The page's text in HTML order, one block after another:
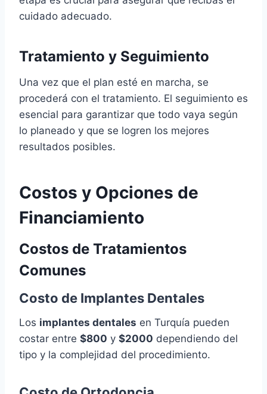
cuidado adecuado.
Tratamiento y Seguimiento
Una vez que el plan esté en marcha, se
procederá con el tratamiento. El seguimiento es
esencial para garantizar que todo vaya según
lo planeado y que se logren los mejores
resultados posibles.
Costos y Opciones de
Financiamiento
Costos de Tratamientos
Comunes
Costo de Implantes Dentales
Los implantes dentales en Turquía pueden
costar entre $800 y $2000 dependiendo del
tipo y la complejidad del procedimiento.